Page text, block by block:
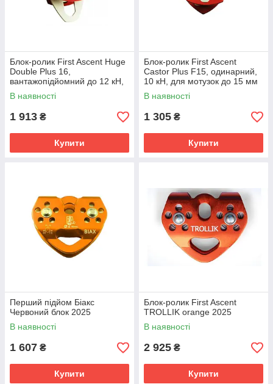
Блок-ролик First Ascent Huge
Double Plus 16,
вантажопідйомний до 12 кН,
вага 495 г.
В наявності
1 913 ₴
Купити
Блок-ролик First Ascent
Castor Plus F15, одинарний,
10 кН, для мотузок до 15 мм
В наявності
1 305 ₴
Купити
Перший підйом Біакс
Червоний блок 2025
В наявності
1 607 ₴
Купити
Блок-ролик First Ascent
TROLLIK orange 2025
В наявності
2 925 ₴
Купити